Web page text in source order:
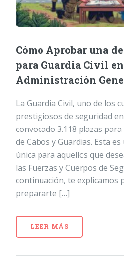
Cómo Aprobar una
para Guardia Civil
Administración
La Guardia Civil, uno de los
prestigiosos de seguridad
convocado 3.118 plazas
de Cabos y Guardias. Esta
única para aquellos que
las Fuerzas y Cuerpos de
continuación, te explicamos
prepararte […]
LEER MÁS